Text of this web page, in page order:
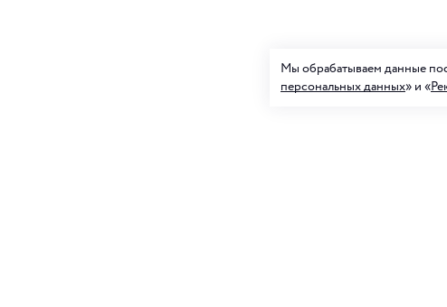
Мы обрабатываем данные
персональных данных» и «